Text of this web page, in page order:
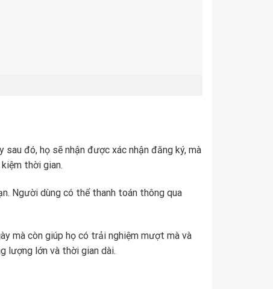
đó, họ sẽ nhận được xác nhận đăng ký, mà
thời gian.
Người dùng có thể thanh toán thông qua
mà còn giúp họ có trải nghiệm mượt mà và
lượng lớn và thời gian dài.